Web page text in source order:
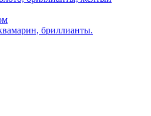
бриллианты.